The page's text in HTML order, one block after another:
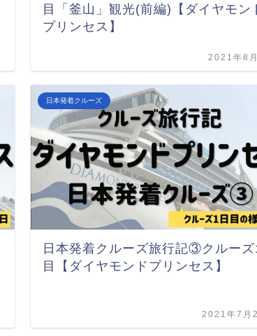
目「釜山」観光(前編)【ダイヤモン
プリンセス】
2021年8
日本発着クルーズ
日本発着クルーズ旅行記③クルーズ
目【ダイヤモンドプリンセス】
2021年7月